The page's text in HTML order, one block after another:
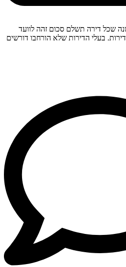
משותף, הוחלט לפני 20 שנה שכל דירה תשלם סכום זהה לוועד
בעלי הדירות שלא הורחבו דורשים